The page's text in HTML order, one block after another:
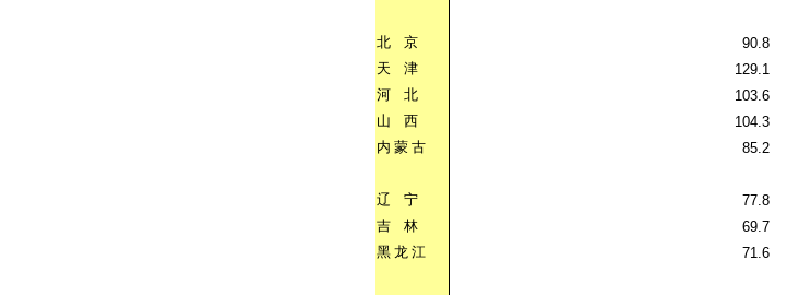
北 京 90.8
天
津 129.1
河
北 103.6
山
西 104.3
内 蒙 古 85.2
辽 宁 77.8
吉
林 69.7
黑 龙 江 71.6